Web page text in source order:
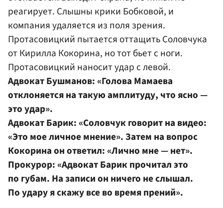
реагирует. Слышны крики Бобковой, и
компания удаляется из поля зрения.
Протасовицкий пытается оттащить Соловчука
от Кирилла Кокорина, но тот бьет с ноги.
Протасовицкий наносит удар с левой.
Адвокат Бушманов: «Голова Мамаева
отклоняется на такую амплитуду, что ясно —
это удар».
Адвокат Барик: «Соловчук говорит на видео:
«Это мое личное мнение». Затем на вопрос
Кокорина он ответил: «Лично мне — нет».
Прокурор: «Адвокат Барик прочитал это
по губам. На записи он ничего не слышал.
По удару я скажу все во время прений».